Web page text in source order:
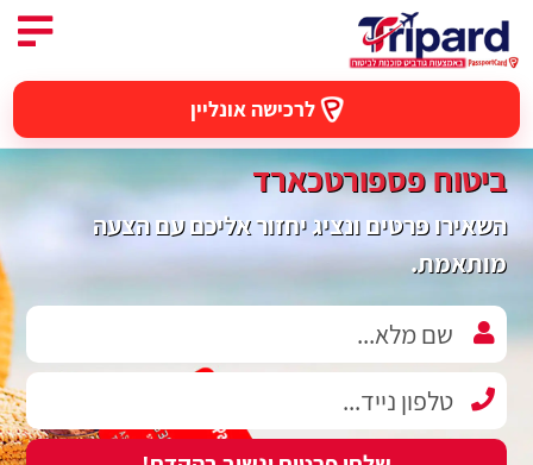
לרכישה אונליין
ביטוח פספורטכארד
השאירו פרטים ונציג יחזור אליכם עם הצעה
מותאמת.